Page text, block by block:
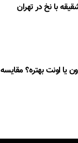
یا اونت بهتره؟ مقایسه